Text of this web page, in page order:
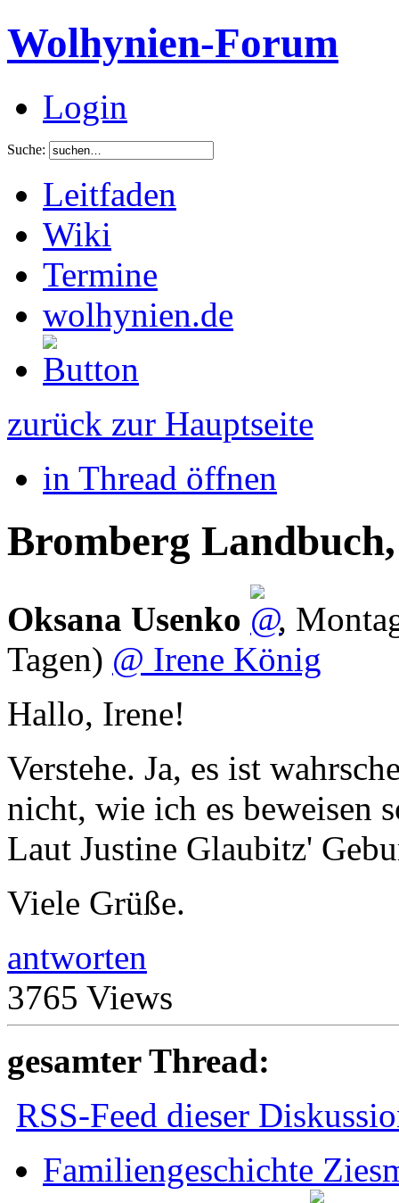
Wolhynien-Forum
Login
Suche:
Leitfaden
Wiki
Termine
wolhynien.de
zurück zur Hauptseite
in Thread öffnen
Bromberg
Oksana Usenko ,
Tagen) @ Irene König
Hallo, Irene!
Verstehe. Ja, es ist
nicht, wie ich es beweisen
Laut Justine Glaubitz'
Viele Grüße.
antworten
3765 Views
gesamter Thread:
RSS-Feed dieser
Familiengeschichte